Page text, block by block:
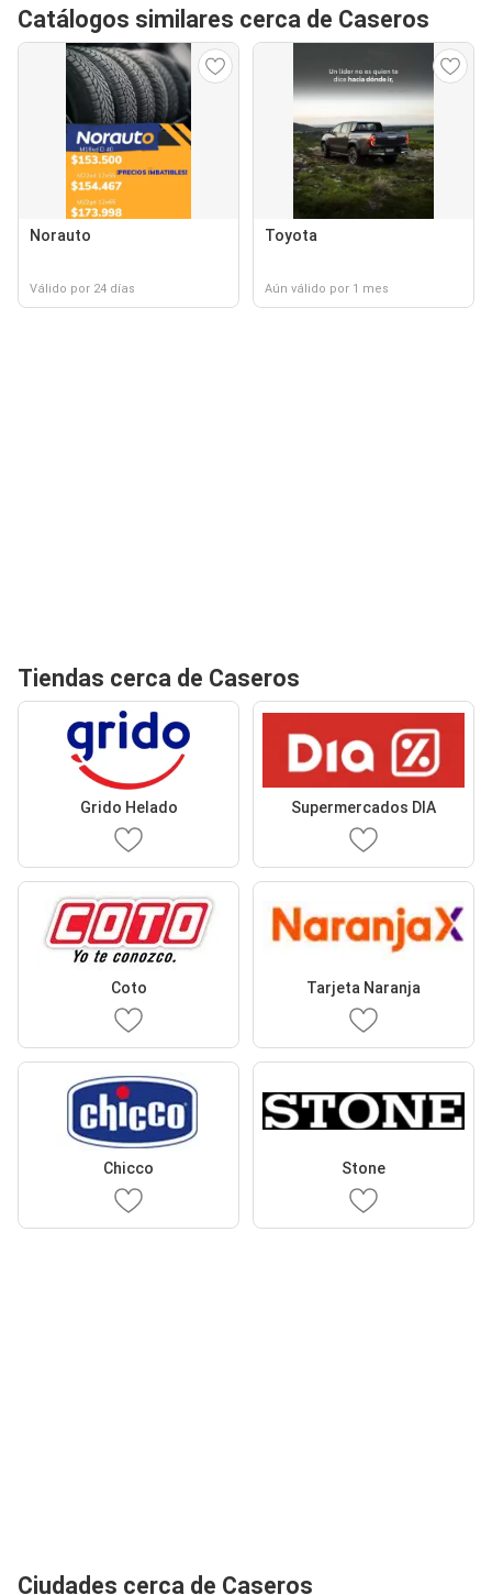
Catálogos similares cerca de Caseros
Norauto
Válido por 24 días
Toyota
Aún válido por 1 mes
Tiendas cerca de Caseros
Grido Helado Supermercados DIA
Coto Tarjeta Naranja
Chicco Stone
Ciudades cerca de Caseros